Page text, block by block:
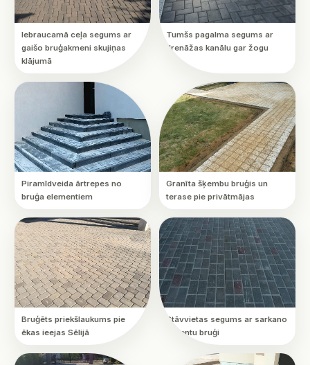
Iebraucamā ceļa segums ar
gaišo bruģakmeni skujiņas
klājumā
Tumšs pagalma segums ar
drenāžas kanālu gar žogu
Piramīdveida ārtrepes no
bruģa elementiem
Granīta šķembu bruģis un
terase pie privātmājas
Bruģēts priekšlaukums pie
ēkas ieejas Sēlijā
Stāvvietas segums ar sarkano
akcentu bruģi